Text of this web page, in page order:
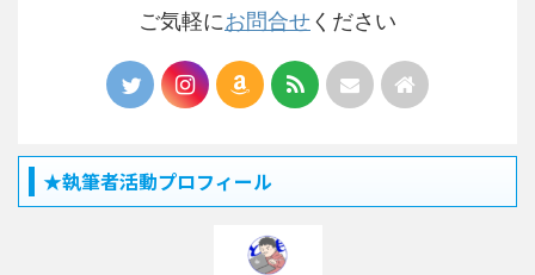
ご気軽にお問合せください
★執筆者活動プロフィール